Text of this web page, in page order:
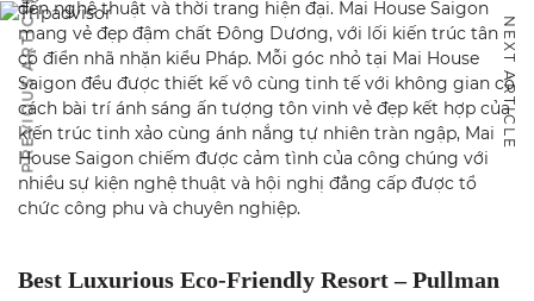
đến nghệ thuật và thời trang hiện đại. Mai House Saigon
mang vẻ đẹp đậm chất Đông Dương, với lối kiến trúc tân
cổ điển nhã nhặn kiểu Pháp. Mỗi góc nhỏ tại Mai House
Saigon đều được thiết kế vô cùng tinh tế với không gian có
cách bài trí ánh sáng ấn tượng tôn vinh vẻ đẹp kết hợp của
kiến trúc tinh xảo cùng ánh nắng tự nhiên tràn ngập, Mai
House Saigon chiếm được cảm tình của công chúng với
nhiều sự kiện nghệ thuật và hội nghị đẳng cấp được tổ
chức công phu và chuyên nghiệp.
Best Luxurious Eco-Friendly Resort – Pullman
PREVIOUS ARTICLE NEXT ARTICLE